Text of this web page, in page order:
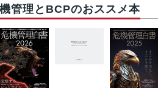
管理とBCPのおススメ本